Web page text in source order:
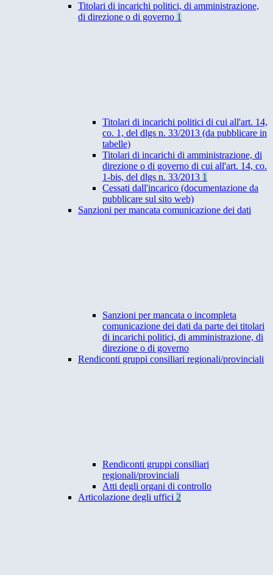
Titolari di incarichi politici, di amministrazione,
di direzione o di governo 1
Titolari di incarichi politici di cui all'art. 14,
co. 1, del dlgs n. 33/2013 (da pubblicare in
tabelle)
Titolari di incarichi di amministrazione, di
direzione o di governo di cui all'art. 14, co.
1-bis, del dlgs n. 33/2013 1
Cessati dall'incarico (documentazione da
pubblicare sul sito web)
Sanzioni per mancata comunicazione dei dati
Sanzioni per mancata o incompleta
comunicazione dei dati da parte dei titolari
di incarichi politici, di amministrazione, di
direzione o di governo
Rendiconti gruppi consiliari regionali/provinciali
Rendiconti gruppi consiliari
regionali/provinciali
Atti degli organi di controllo
Articolazione degli uffici 2